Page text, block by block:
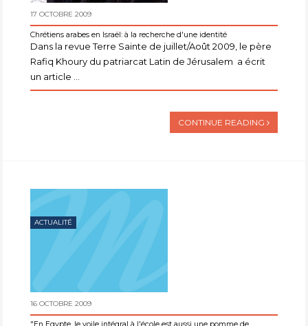
17 OCTOBRE 2009
Chrétiens arabes en Israël: à la recherche d'une identité
Dans la revue Terre Sainte de juillet/Août 2009, le père
Rafiq Khoury du patriarcat Latin de Jérusalem a écrit
un article ...
CONTINUE READING
ACTUALITÉ
16 OCTOBRE 2009
"En Égypte, le voile intégral à l'école est aussi une pomme de